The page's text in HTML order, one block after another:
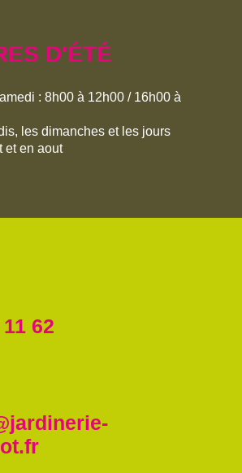
D'ÉTÉ
: 8h00 à 12h00 / 16h00 à
les dimanches et les jours
et en aout
62